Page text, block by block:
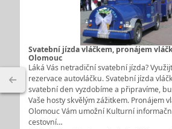
Svatební jízda vláčkem, pronájem
Olomouc
Láká Vás netradiční svatební jízda?
rezervace autovláčku. Svatební jízda
svatební den vyzdobíme a připravíme,
Vaše hosty skvělým zážitkem. Pronájem
Olomouc Vám umožní Kulturní
cestovní…